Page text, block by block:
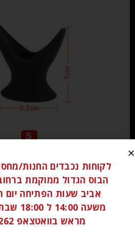
60.00
הוספה
אביב שעות הפתיחה יום
משעה
מראש בוואטצאפ 058-6306262